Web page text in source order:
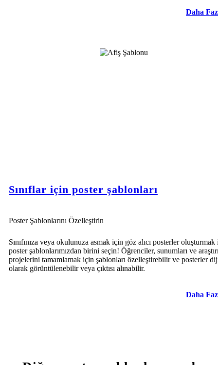
Daha
Sınıflar için poster şablonları
Poster Şablonlarını Özelleştirin
Sınıfınıza veya okulunuza asmak için göz alıcı posterler oluşturmak
poster şablonlarımızdan birini seçin! Öğrenciler, sunumları ve
projelerini tamamlamak için şablonları özelleştirebilir ve posterler
olarak görüntülenebilir veya çıktısı alınabilir.
Daha